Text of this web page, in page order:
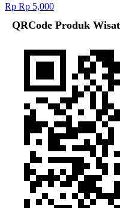
Rp Rp 5,000
QRCode Produk